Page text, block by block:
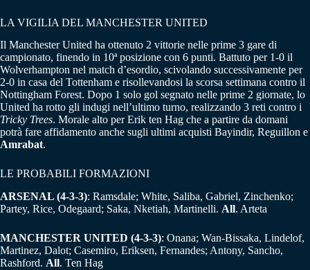
LA VIGILIA DEL MANCHESTER UNITED
Il Manchester United ha ottenuto 2 vittorie nelle prime 3 gare di
campionato, finendo in 10ª posizione con 6 punti. Battuto per 1-0 il
Wolverhampton nel match d’esordio, scivolando successivamente per
2-0 in casa del Tottenham e risollevandosi la scorsa settimana contro il
Nottingham Forest. Dopo 1 solo gol segnato nelle prime 2 giornate, lo
United ha rotto gli indugi nell’ultimo turno, realizzando 3 reti contro i
Tricky Trees. Morale alto per Erik ten Hag che a partire da domani
potrà fare affidamento anche sugli ultimi acquisti Bayindir, Reguillon e
Amrabat.
LE PROBABILI FORMAZIONI
ARSENAL (4-3-3): Ramsdale; White, Saliba, Gabriel, Zinchenko;
Partey, Rice, Odegaard; Saka, Nketiah, Martinelli. All. Arteta
MANCHESTER UNITED (4-3-3): Onana; Wan-Bissaka, Lindelof,
Martinez, Dalot; Casemiro, Eriksen, Fernandes; Antony, Sancho,
Rashford. All. Ten Hag